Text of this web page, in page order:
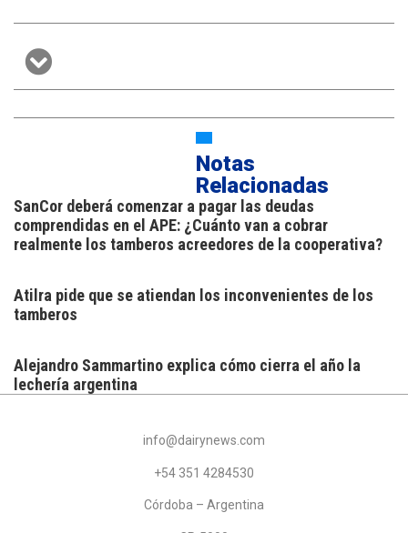
Notas
Relacionadas
SanCor deberá comenzar a pagar las deudas
comprendidas en el APE: ¿Cuánto van a cobrar
realmente los tamberos acreedores de la cooperativa?
Atilra pide que se atiendan los inconvenientes de los
tamberos
Alejandro Sammartino explica cómo cierra el año la
lechería argentina
info@dairynews.com
+54 351 4284530
Córdoba – Argentina